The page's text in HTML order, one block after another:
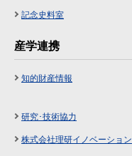
記念史料室
産学連携
知的財産情報
研究･技術協力
株式会社理研イノベーション